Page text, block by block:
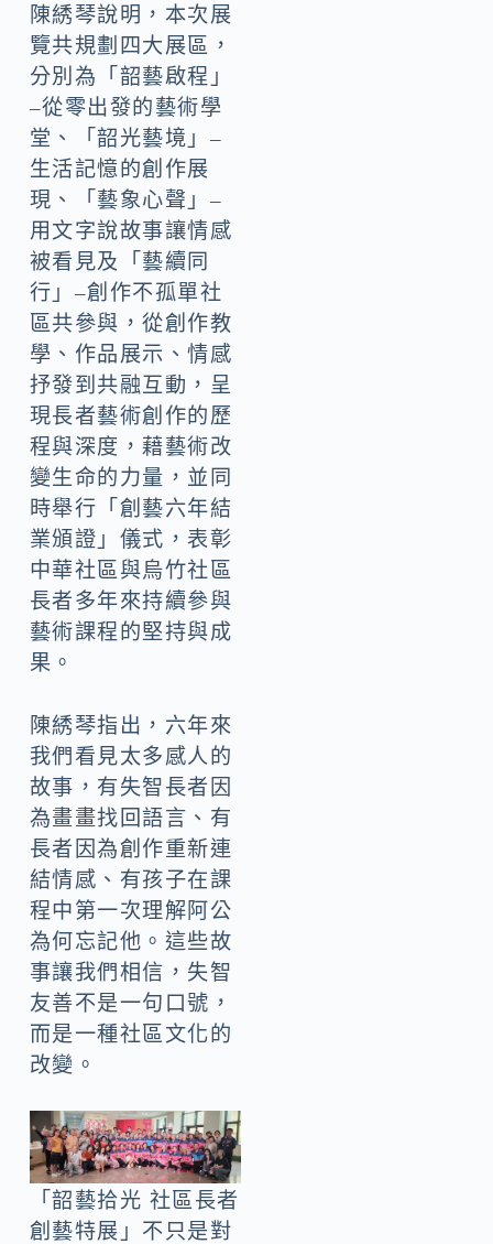
陳綉琴說明，本次展
覽共規劃四大展區，
分別為「韶藝啟程」
–從零出發的藝術學
堂、「韶光藝境」–
生活記憶的創作展
現、「藝象心聲」–
用文字說故事讓情感
被看見及「藝續同
行」–創作不孤單社
區共參與，從創作教
學、作品展示、情感
抒發到共融互動，呈
現長者藝術創作的歷
程與深度，藉藝術改
變生命的力量，並同
時舉行「創藝六年結
業頒證」儀式，表彰
中華社區與烏竹社區
長者多年來持續參與
藝術課程的堅持與成
果。
陳綉琴指出，六年來
我們看見太多感人的
故事，有失智長者因
為畫畫找回語言、有
長者因為創作重新連
結情感、有孩子在課
程中第一次理解阿公
為何忘記他。這些故
事讓我們相信，失智
友善不是一句口號，
而是一種社區文化的
改變。
「韶藝拾光 社區長者
創藝特展」不只是對